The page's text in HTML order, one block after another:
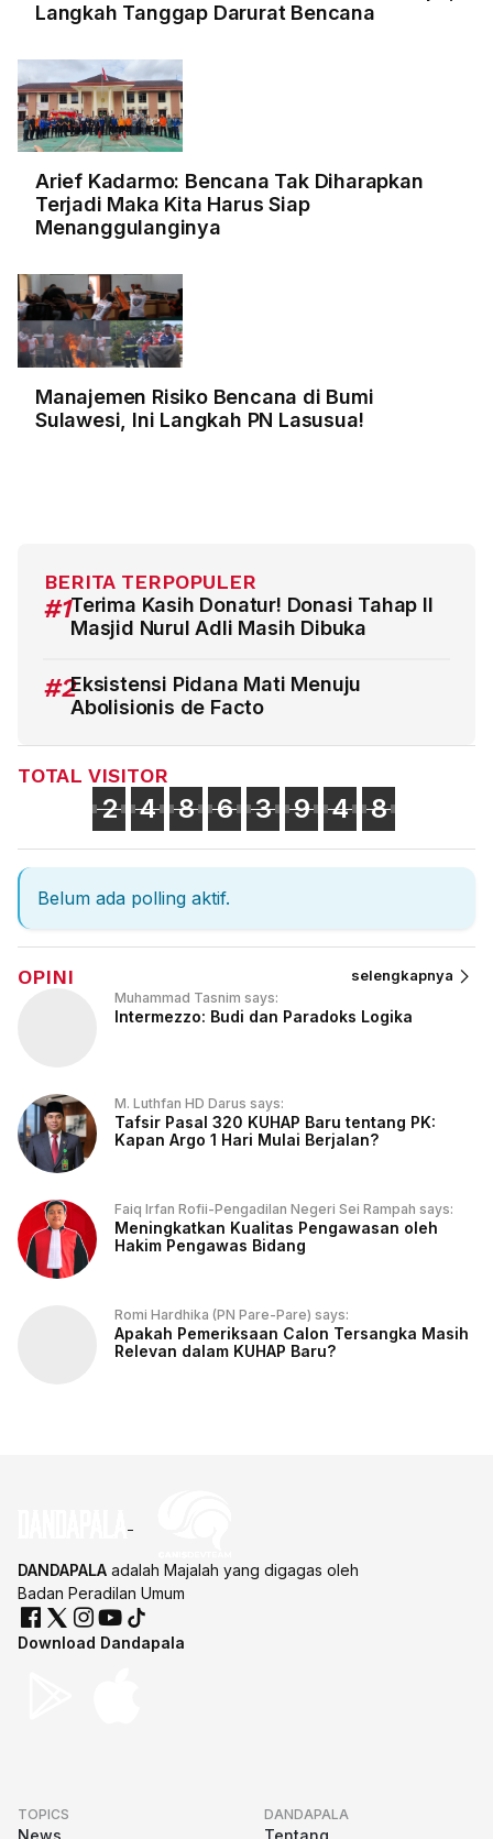
Langkah Tanggap Darurat Bencana
Arief Kadarmo: Bencana Tak Diharapkan
Terjadi Maka Kita Harus Siap
Menanggulanginya
Manajemen Risiko Bencana di Bumi
Sulawesi, Ini Langkah PN Lasusua!
BERITA TERPOPULER
#1Terima Kasih Donatur! Donasi Tahap II
Masjid Nurul Adli Masih Dibuka
#2Eksistensi Pidana Mati Menuju
Abolisionis de Facto
TOTAL VISITOR
2 4 8 6 3 9 4 8
Belum ada polling aktif.
OPINI selengkapnya
Muhammad Tasnim says:
Intermezzo: Budi dan Paradoks Logika
M. Luthfan HD Darus says:
Tafsir Pasal 320 KUHAP Baru tentang PK:
Kapan Argo 1 Hari Mulai Berjalan?
Faiq Irfan Rofii-Pengadilan Negeri Sei Rampah says:
Meningkatkan Kualitas Pengawasan oleh
Hakim Pengawas Bidang
Romi Hardhika (PN Pare-Pare) says:
Apakah Pemeriksaan Calon Tersangka Masih
Relevan dalam KUHAP Baru?
DANDAPALA adalah Majalah yang digagas oleh
Badan Peradilan Umum
Download Dandapala
TOPICS
News
DANDAPALA
Tentang